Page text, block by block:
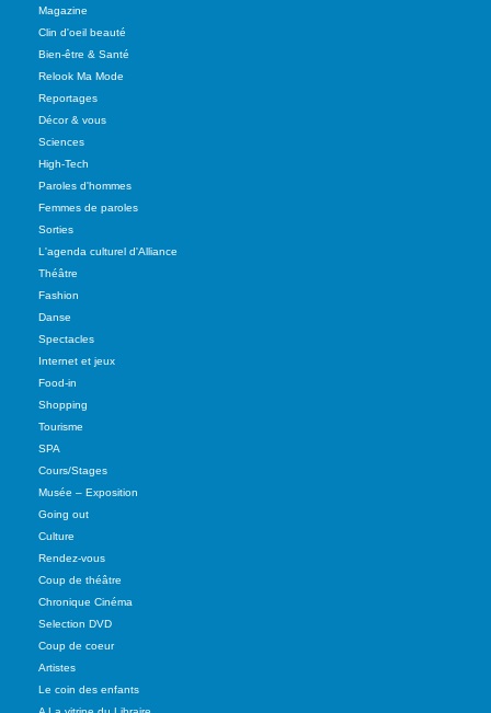
Magazine
Clin d'oeil beauté
Bien-être & Santé
Relook Ma Mode
Reportages
Décor & vous
Sciences
High-Tech
Paroles d'hommes
Femmes de paroles
Sorties
L'agenda culturel d'Alliance
Théâtre
Fashion
Danse
Spectacles
Internet et jeux
Food-in
Shopping
Tourisme
SPA
Cours/Stages
Musée – Exposition
Going out
Culture
Rendez-vous
Coup de théâtre
Chronique Cinéma
Selection DVD
Coup de coeur
Artistes
Le coin des enfants